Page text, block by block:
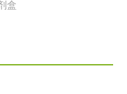
盒